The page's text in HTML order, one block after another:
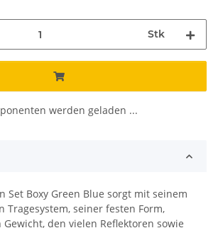
Stk
werden geladen ...
Set Boxy Green Blue sorgt mit seinem
Tragesystem, seiner festen Form,
den vielen Reflektoren sowie